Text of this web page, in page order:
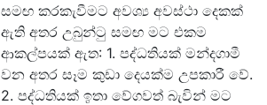
සමඟ කරකැවීමට අවශ්‍ය අවස්ථා දෙකක්
ඇති අතර උබුන්ටු සමඟ මට එකම
ආකල්පයක් ඇත: 1. පද්ධතියක් මන්දගාමී
වන අතර සෑම කුඩා දෙයක්ම උපකාරී වේ.
2. පද්ධතියක් ඉතා වේගවත් බැවින් මට